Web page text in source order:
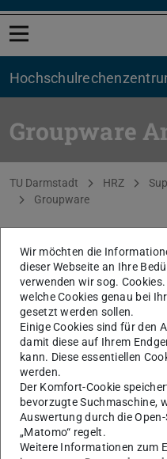
Menü öffnen
Groupware
Sie befinden sich hier:
TU Darmstadt HRZ
Groupware
Konfigurieren
Wir möchten die
dieser Webseite an Ihre
verwenden wir sog.
welche Cookies genau bei
gesetzt werden sollen.
Einige Cookies sind für den
damit diese auf Ihrem
kann. Diese essentiellen
werden.
Der Komfort-Cookie
bevorzugte Suchmaschine,
Auswertung durch die
„Matomo“ regelt.
Weitere Informationen zum